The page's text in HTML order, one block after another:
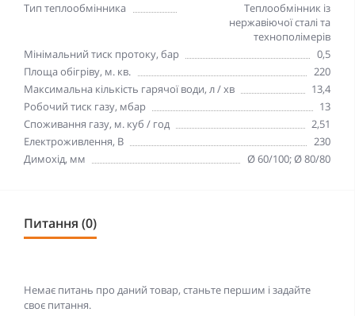
Тип теплообмінника
Теплообмінник із
нержавіючої сталі та
технополімерів
Мінімальний тиск протоку, бар
0,5
Площа обігріву, м. кв.
220
Максимальна кількість гарячої води, л / хв
13,4
Робочий тиск газу, мбар
13
Споживання газу, м. куб / год
2,51
Електроживлення, В
230
Димохід, мм
Ø 60/100; Ø 80/80
Питання (0)
Немає питань про даний товар, станьте першим і задайте
своє питання.